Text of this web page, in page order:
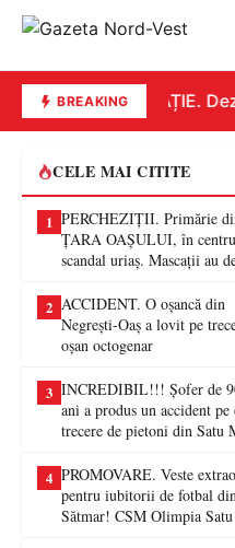
BREAKINGEDUCAȚIE.
CELE MAI CITITE
1 PERCHEZIȚII. Primărie
ȚARA OAȘULUI, în
scandal uriaș. Mascații au
fraude de proporții
2 ACCIDENT. O oșancă din
Negrești-Oaș a lovit pe
oșan octogenar
3 INCREDIBIL!!! Șofer de
ani a produs un accident pe
trecere de pietoni din Satu
4 PROMOVARE. Veste
pentru iubitorii de fotbal
Sătmar! CSM Olimpia Satu